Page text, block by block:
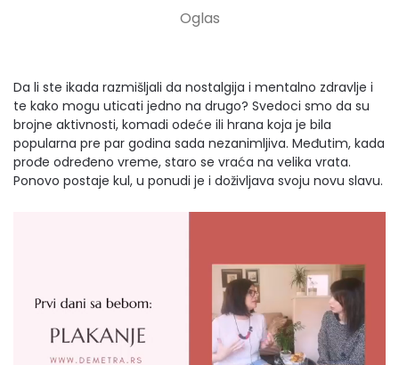
Da li ste ikada razmišljali da nostalgija i mentalno zdravlje i
te kako mogu uticati jedno na drugo? Svedoci smo da su
brojne aktivnosti, komadi odeće ili hrana koja je bila
popularna pre par godina sada nezanimljiva. Međutim, kada
prođe određeno vreme, staro se vraća na velika vrata.
Ponovo postaje kul, u ponudi je i doživljava svoju novu slavu.